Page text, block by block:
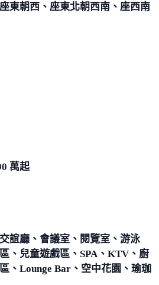
東朝西、座東北朝西南、座西南
萬起
誼廳、會議室、閱覽室、游泳
、兒童遊戲區、SPA、KTV、廚
、Lounge Bar、空中花園、瑜珈